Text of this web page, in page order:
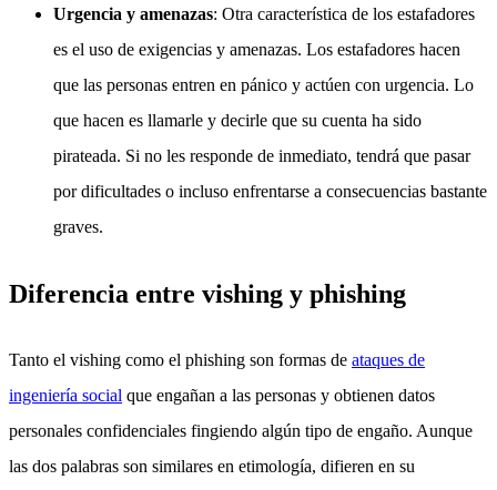
Urgencia y amenazas: Otra característica de los estafadores
es el uso de exigencias y amenazas. Los estafadores hacen
que las personas entren en pánico y actúen con urgencia. Lo
que hacen es llamarle y decirle que su cuenta ha sido
pirateada. Si no les responde de inmediato, tendrá que pasar
por dificultades o incluso enfrentarse a consecuencias bastante
graves.
Diferencia entre vishing y phishing
Tanto el vishing como el phishing son formas de ataques de
ingeniería social que engañan a las personas y obtienen datos
personales confidenciales fingiendo algún tipo de engaño. Aunque
las dos palabras son similares en etimología, difieren en su